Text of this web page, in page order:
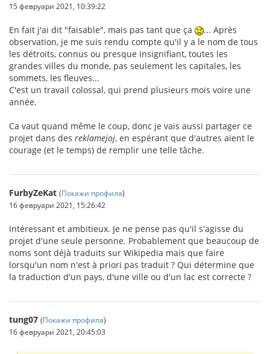
15 февруари 2021, 10:39:22
En fait j'ai dit "faisable", mais pas tant que ça
... Après
observation, je me suis rendu compte qu'il y a le nom de tous
les détroits, connus ou presque insignifiant, toutes les
grandes villes du monde, pas seulement les capitales, les
sommets, les fleuves...
C'est un travail colossal, qui prend plusieurs mois voire une
année.
Ca vaut quand même le coup, donc je vais aussi partager ce
projet dans des reklamejoj, en espérant que d'autres aient le
courage (et le temps) de remplir une telle tâche.
FurbyZeKat (Покажи профила)
16 февруари 2021, 15:26:42
Intéressant et ambitieux. Je ne pense pas qu'il s'agisse du
projet d'une seule personne. Probablement que beaucoup de
noms sont déjà traduits sur Wikipedia mais que faire
lorsqu'un nom n'est à priori pas traduit ? Qui détermine que
la traduction d'un pays, d'une ville ou d'un lac est correcte ?
tung07 (Покажи профила)
16 февруари 2021, 20:45:03